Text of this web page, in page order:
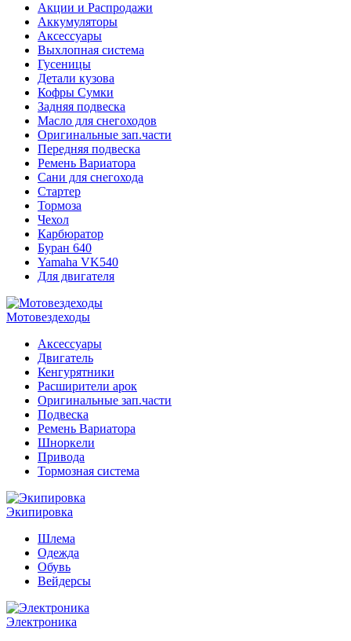
Акции и Распродажи
Аккумуляторы
Аксессуары
Выхлопная система
Гусеницы
Детали кузова
Кофры Сумки
Задняя подвеска
Масло для снегоходов
Оригинальные зап.части
Передняя подвеска
Ремень Вариатора
Сани для снегохода
Стартер
Тормоза
Чехол
Карбюратор
Буран 640
Yamaha VK540
Для двигателя
Мотовездеходы
Аксессуары
Двигатель
Кенгурятники
Расширители арок
Оригинальные зап.части
Подвеска
Ремень Вариатора
Шноркели
Привода
Тормозная система
Экипировка
Шлема
Одежда
Обувь
Вейдерсы
Электроника